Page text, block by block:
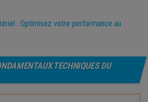
: Optimisez votre performance au
TECHNIQUES DU